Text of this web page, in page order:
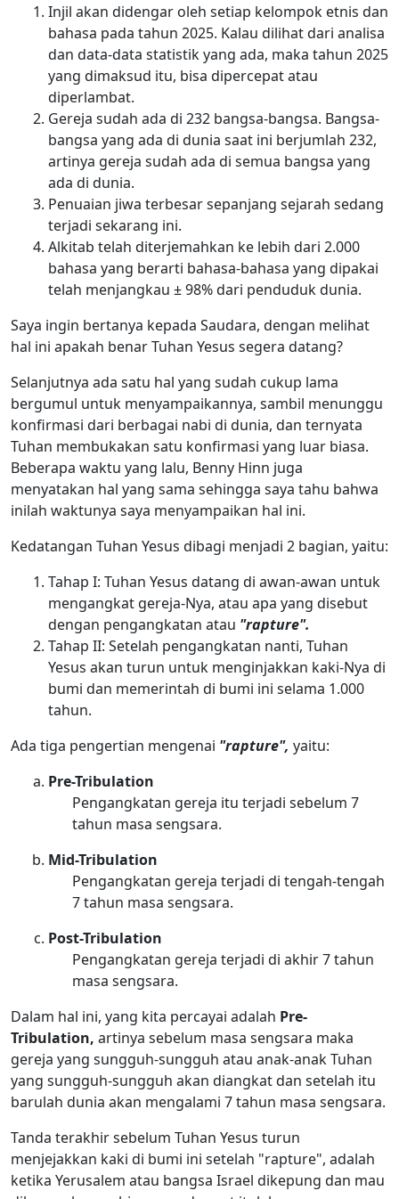
Injil akan didengar oleh setiap kelompok etnis dan
bahasa pada tahun 2025. Kalau dilihat dari analisa
dan data-data statistik yang ada, maka tahun 2025
yang dimaksud itu, bisa dipercepat atau
diperlambat.
Gereja sudah ada di 232 bangsa-bangsa. Bangsa-
bangsa yang ada di dunia saat ini berjumlah 232,
artinya gereja sudah ada di semua bangsa yang
ada di dunia.
Penuaian jiwa terbesar sepanjang sejarah sedang
terjadi sekarang ini.
Alkitab telah diterjemahkan ke lebih dari 2.000
bahasa yang berarti bahasa-bahasa yang dipakai
telah menjangkau ± 98% dari penduduk dunia.
Saya ingin bertanya kepada Saudara, dengan melihat
hal ini apakah benar Tuhan Yesus segera datang?
Selanjutnya ada satu hal yang sudah cukup lama
bergumul untuk menyampaikannya, sambil menunggu
konfirmasi dari berbagai nabi di dunia, dan ternyata
Tuhan membukakan satu konfirmasi yang luar biasa.
Beberapa waktu yang lalu, Benny Hinn juga
menyatakan hal yang sama sehingga saya tahu bahwa
inilah waktunya saya menyampaikan hal ini.
Kedatangan Tuhan Yesus dibagi menjadi 2 bagian, yaitu:
Tahap I: Tuhan Yesus datang di awan-awan untuk
mengangkat gereja-Nya, atau apa yang disebut
dengan pengangkatan atau "rapture".
Tahap II: Setelah pengangkatan nanti, Tuhan
Yesus akan turun untuk menginjakkan kaki-Nya di
bumi dan memerintah di bumi ini selama 1.000
tahun.
Ada tiga pengertian mengenai "rapture", yaitu:
Pre-Tribulation
Pengangkatan gereja itu terjadi sebelum 7
tahun masa sengsara.
Mid-Tribulation
Pengangkatan gereja terjadi di tengah-tengah
7 tahun masa sengsara.
Post-Tribulation
Pengangkatan gereja terjadi di akhir 7 tahun
masa sengsara.
Dalam hal ini, yang kita percayai adalah Pre-
Tribulation, artinya sebelum masa sengsara maka
gereja yang sungguh-sungguh atau anak-anak Tuhan
yang sungguh-sungguh akan diangkat dan setelah itu
barulah dunia akan mengalami 7 tahun masa sengsara.
Tanda terakhir sebelum Tuhan Yesus turun
menjejakkan kaki di bumi ini setelah "rapture", adalah
ketika Yerusalem atau bangsa Israel dikepung dan mau